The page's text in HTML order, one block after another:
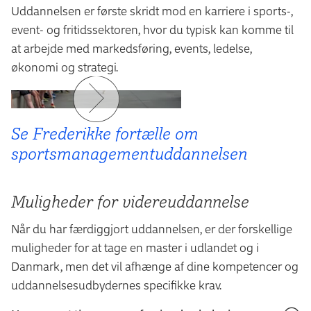
Uddannelsen er første skridt mod en karriere i sports-,
event- og fritidssektoren, hvor du typisk kan komme til
at arbejde med markedsføring, events, ledelse,
økonomi og strategi.
Se Frederikke fortælle om
sportsmanagement­uddannelsen
Muligheder for videreuddannelse
Når du har færdiggjort uddannelsen, er der forskellige
muligheder for at tage en master i udlandet og i
Danmark, men det vil afhænge af dine kompetencer og
uddannelsesudbydernes specifikke krav.